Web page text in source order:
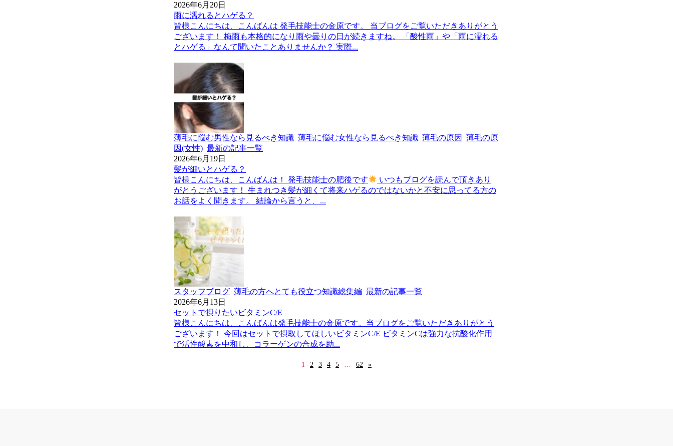
2026年6月20日
雨に濡れるとハゲる？
皆様こんにちは、こんばんは 発毛技能士の金原です。 当ブログをご覧いただきありがとう
ございます！ 梅雨も本格的になり雨や曇りの日が続きますね。 「酸性雨」や「雨に濡れる
とハゲる」なんて聞いたことありませんか？ 実際...
薄毛に悩む男性なら見るべき知識 薄毛に悩む女性なら見るべき知識 薄毛の原因
薄毛の原
因(女性) 最新の記事一覧
2026年6月19日
髪が細いとハゲる？
皆様こんにちは、こんばんは！ 発毛技能士の肥後です
いつもブログを読んで頂きあり
がとうございます！ 生まれつき髪が細くて将来ハゲるのではないかと不安に思ってる方の
お話をよく聞きます。 結論から言うと、...
スタッフブログ 薄毛の方へとても役立つ知識総集編 最新の記事一覧
2026年6月13日
セットで摂りたいビタミンC/E
皆様こんにちは、こんばんは発毛技能士の金原です。当ブログをご覧いただきありがとう
ございます！ 今回はセットで摂取してほしいビタミンC/E ビタミンCは強力な抗酸化作用
で活性酸素を中和し、コラーゲンの合成を助...
1 2 3 4 5 … 62 »